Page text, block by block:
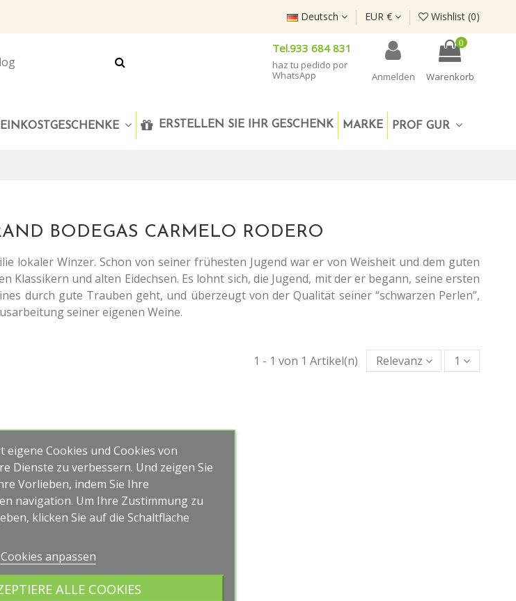
Deutsch EUR € Wishlist (0)
Tel.933 684 831
haz tu pedido por
WhatsApp
Anmelden
0
Warenkorb
ERSTELLEN SIE IHR GESCHENK MARKE PROF GUR
BODEGAS CARMELO RODERO
lokaler Winzer. Schon von seiner frühesten Jugend war er von Weisheit und dem guten
und alten Eidechsen. Es lohnt sich, die Jugend, mit der er begann, seine ersten
durch gute Trauben geht, und überzeugt von der Qualität seiner “schwarzen Perlen”,
seiner eigenen Weine.
1 - 1 von 1 Artikel(n) Relevanz 1
eigene Cookies und Cookies von
Dienste zu verbessern. Und zeigen Sie
Vorlieben, indem Sie Ihre
navigation. Um Ihre Zustimmung zu
klicken Sie auf die Schaltfläche
Cookies anpassen
ALLE COOKIES